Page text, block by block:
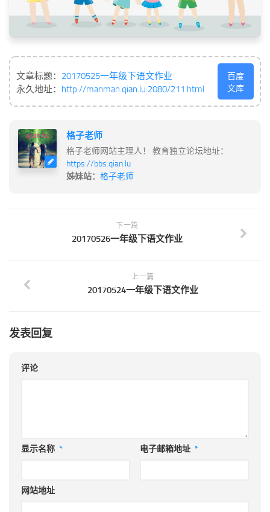
文章标题： 20170525一年级下语文作业
永久地址： http://manman.qian.lu:2080/211.html
百度
文库
格子老师
格子老师网站主理人！ 教育独立论坛地址：
https://bbs.qian.lu
姊妹站： 格子老师
下一篇
20170526一年级下语文作业
上一篇
20170524一年级下语文作业
发表回复
评论
显示名称 * 电子邮箱地址 *
网站地址